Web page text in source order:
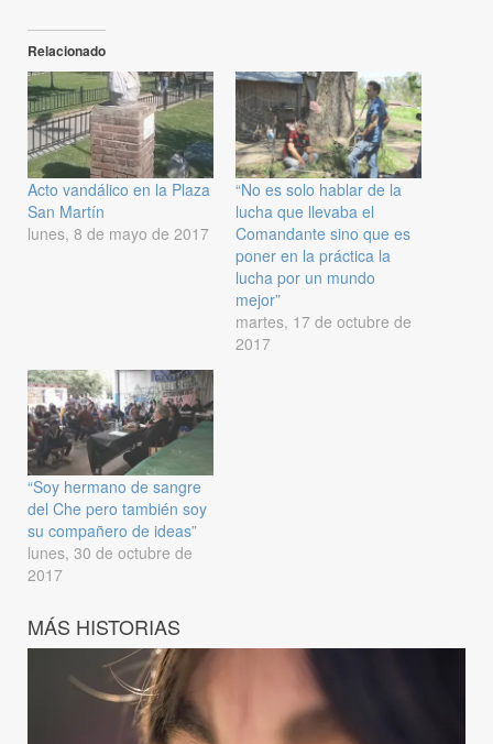
Relacionado
Acto vandálico en la Plaza
San Martín
lunes, 8 de mayo de 2017
“No es solo hablar de la
lucha que llevaba el
Comandante sino que es
poner en la práctica la
lucha por un mundo
mejor”
martes, 17 de octubre de
2017
“Soy hermano de sangre
del Che pero también soy
su compañero de ideas”
lunes, 30 de octubre de
2017
MÁS HISTORIAS